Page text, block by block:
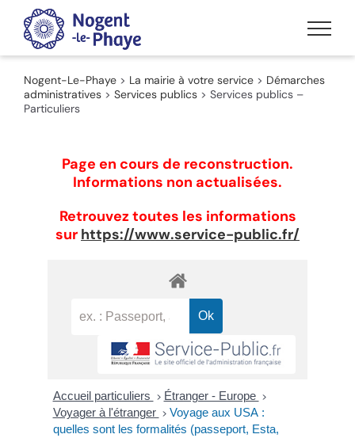
Passer
contenu
Nogent-Le-Phaye > La mairie à votre service > Démarches
administratives > Services publics > Services publics –
Particuliers
Page en cours de reconstruction.
Informations non actualisées.
Retrouvez toutes les informations
sur https://www.service-public.fr/
Accueil particuliers > Étranger - Europe >
Voyager à l'étranger > Voyage aux USA :
quelles sont les formalités (passeport, Esta,